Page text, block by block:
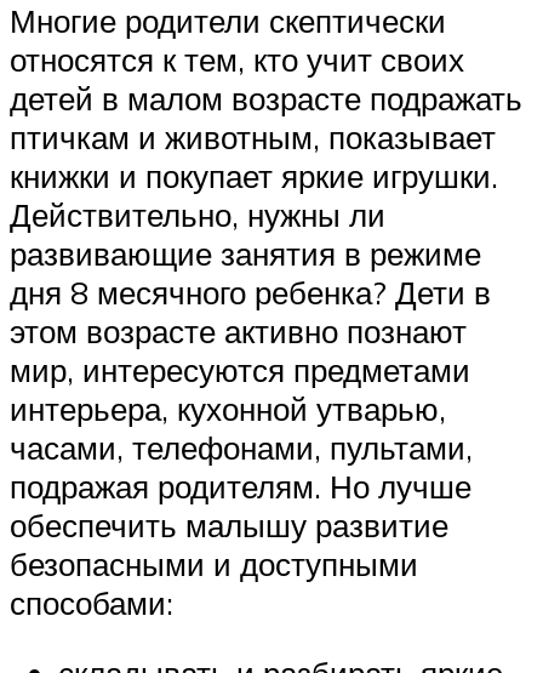
Многие родители скептически
относятся к тем, кто учит своих
детей в малом возрасте подражать
птичкам и животным, показывает
книжки и покупает яркие игрушки.
Действительно, нужны ли
развивающие занятия в режиме
дня 8 месячного ребенка? Дети в
этом возрасте активно познают
мир, интересуются предметами
интерьера, кухонной утварью,
часами, телефонами, пультами,
подражая родителям. Но лучше
обеспечить малышу развитие
безопасными и доступными
способами: